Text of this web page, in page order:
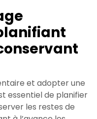
et adopter une
essentiel de planifier
les restes de